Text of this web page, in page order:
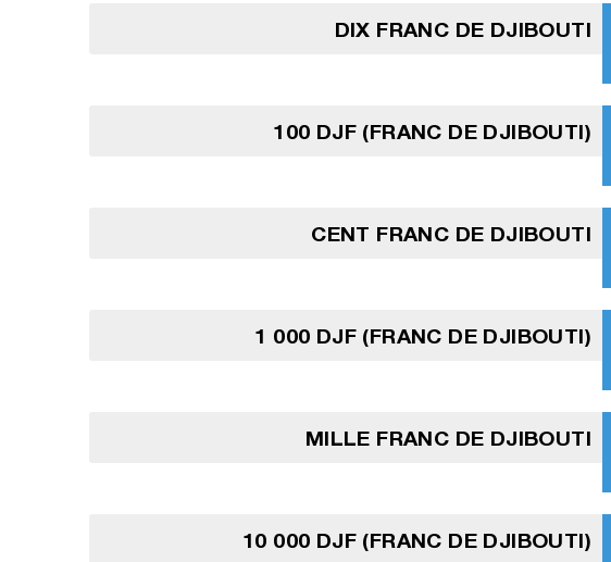
DIX FRANC DE DJIBOUTI
100 DJF (FRANC DE DJIBOUTI)
CENT FRANC DE DJIBOUTI
1 000 DJF (FRANC DE DJIBOUTI)
MILLE FRANC DE DJIBOUTI
10 000 DJF (FRANC DE DJIBOUTI)